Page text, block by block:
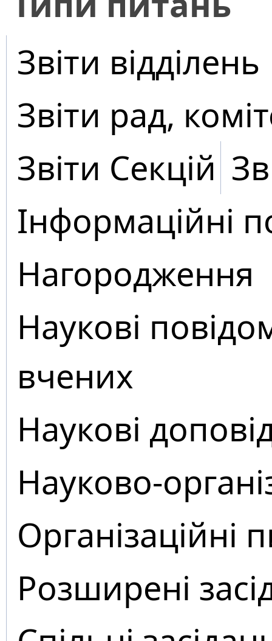
Звіти відділень
Звіти рад,
Звіти Секцій
Інформаційні
Нагородження
Наукові
вчених
Наукові
Науково-
Організаційні
Розширені